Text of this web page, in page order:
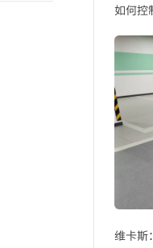
如何控
维卡斯